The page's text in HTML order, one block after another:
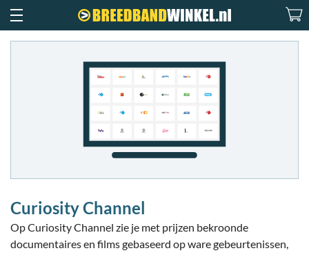
Curiosity Channel
Op Curiosity Channel zie je met prijzen bekroonde
documentaires en films gebaseerd op ware gebeurtenissen,